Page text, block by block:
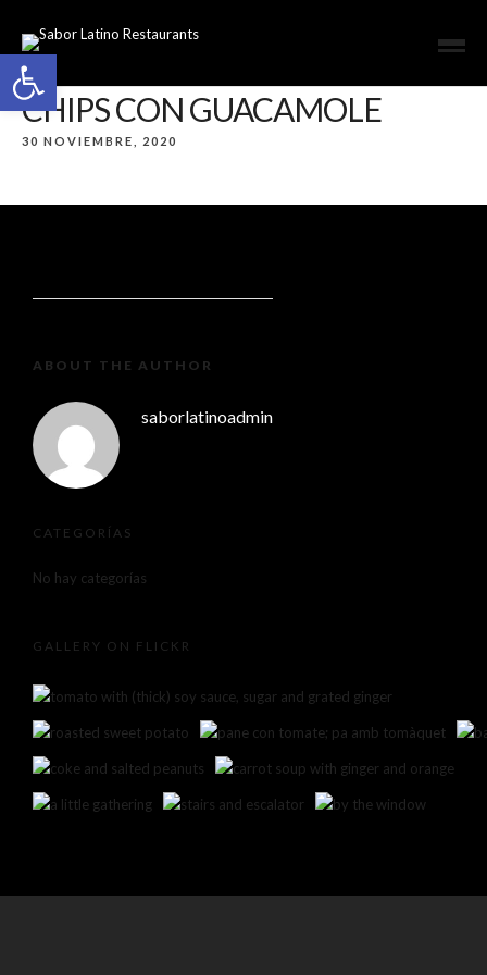
Open toolbar
CHIPS CON GUACAMOLE
30 NOVIEMBRE, 2020
ABOUT THE AUTHOR
saborlatinoadmin
CATEGORÍAS
No hay categorías
GALLERY ON FLICKR